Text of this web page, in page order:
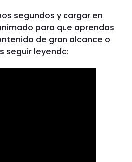
segundos y cargar en
para que aprendas
de gran alcance o
seguir leyendo: